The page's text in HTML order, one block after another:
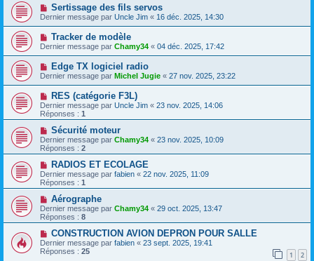
Sertissage des fils servos
Dernier message par Uncle Jim « 16 déc. 2025, 14:30
Tracker de modèle
Dernier message par Chamy34 « 04 déc. 2025, 17:42
Edge TX logiciel radio
Dernier message par Michel Jugie « 27 nov. 2025, 23:22
RES (catégorie F3L)
Dernier message par Uncle Jim « 23 nov. 2025, 14:06
Réponses : 1
Sécurité moteur
Dernier message par Chamy34 « 23 nov. 2025, 10:09
Réponses : 2
RADIOS ET ECOLAGE
Dernier message par fabien « 22 nov. 2025, 11:09
Réponses : 1
Aérographe
Dernier message par Chamy34 « 29 oct. 2025, 13:47
Réponses : 8
CONSTRUCTION AVION DEPRON POUR SALLE
Dernier message par fabien « 23 sept. 2025, 19:41
Réponses : 25 1 2